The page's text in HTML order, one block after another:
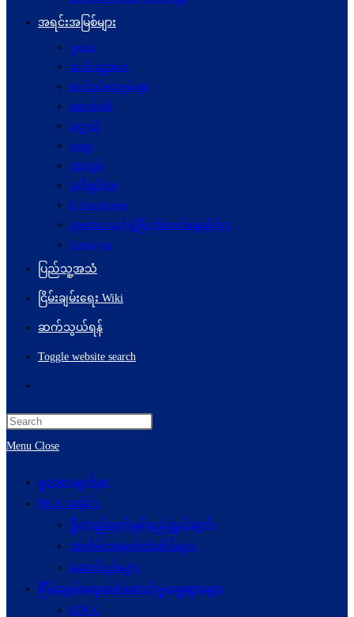
အရင်းအမြစ်များ
ဥပဒေ
အသိပညာပေး
ဆက်စပ်စာအုပ်များ
ဆောင်းပါး
ဝတ္ထုတို
ကဗျာ
ကာတွန်း
အစီရင်ခံစာ
E-Newsletters
သုတေသနနှင့်ဖွံ့ဖြိုးတိုးတက်ရေးဆိုင်ရာ
Acronyms
ပြည်သူ့အသံ
ငြိမ်းချမ်းရေး Wiki
ဆက်သွယ်ရန်
Toggle website search
Menu Close
မူလစာမျက်နှာ
NCA သမိုင်း
ဦးတည်ချက်နှင့်ရည်ရွယ်ချက်
အထိမ်းအမှတ်တံဆိပ်များ
ဆောင်ပုဒ်များ
ငြိမ်းချမ်းရေးဖော်‌ဆောင်မှုယန္တရားများ
UPCC